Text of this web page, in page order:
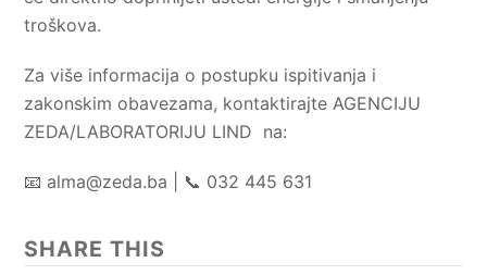
troškova.
Za više informacija o postupku ispitivanja i
zakonskim obavezama, kontaktirajte AGENCIJU
ZEDA/LABORATORIJU LIND na:
📧 alma@zeda.ba | 📞 032 445 631
SHARE THIS